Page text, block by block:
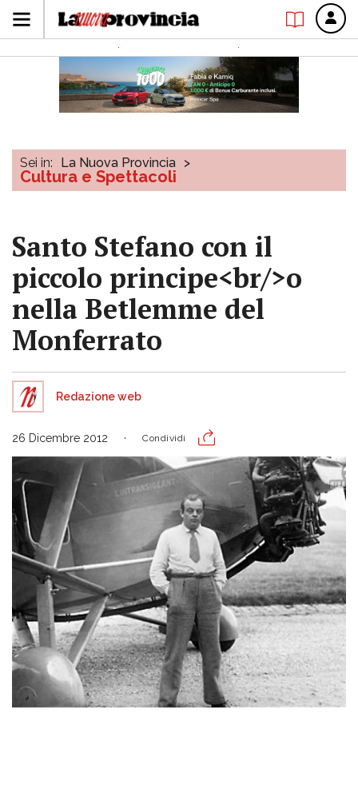
Sei in: La Nuova Provincia >
Cultura e Spettacoli
Santo Stefano con il
piccolo principe<br/>o
nella Betlemme del
Monferrato
Redazione web
26 Dicembre 2012 Condividi